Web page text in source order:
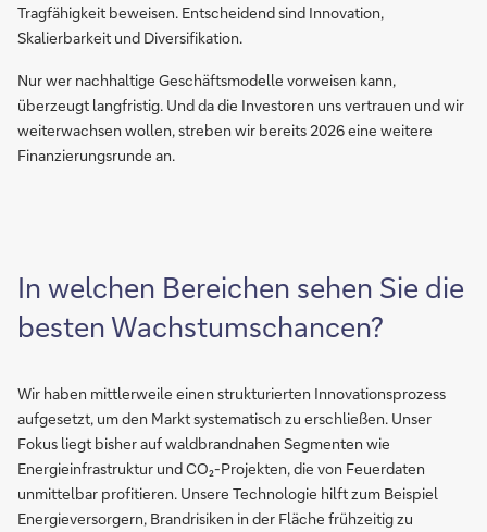
Tragfähigkeit beweisen. Entscheidend sind Innovation,
Skalierbarkeit und Diversifikation.
Nur wer nachhaltige Geschäftsmodelle vorweisen kann,
überzeugt langfristig. Und da die Investoren uns vertrauen und wir
weiterwachsen wollen, streben wir bereits 2026 eine weitere
Finanzierungsrunde an.
In welchen Bereichen sehen Sie die
besten Wachstumschancen?
Wir haben mittlerweile einen strukturierten Innovationsprozess
aufgesetzt, um den Markt systematisch zu erschließen. Unser
Fokus liegt bisher auf waldbrandnahen Segmenten wie
Energieinfrastruktur und CO₂-Projekten, die von Feuerdaten
unmittelbar profitieren. Unsere Technologie hilft zum Beispiel
Energieversorgern, Brandrisiken in der Fläche frühzeitig zu